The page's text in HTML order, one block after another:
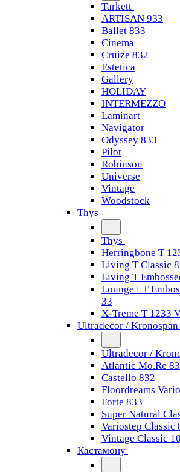
Tarkett
ARTISAN 933
Ballet 833
Cinema
Cruize 832
Estetica
Gallery
HOLIDAY
INTERMEZZO
Laminart
Navigator
Odyssey 833
Pilot
Robinson
Universe
Vintage
Woodstock
Thys
Thys
Herringbone T
Living T Classic
Living T
Lounge+ T
33
X-Treme T 1233
Ultradecor / Kronospan
Ultradecor /
Atlantic Mo.Re
Castello 832
Floordreams
Forte 833
Super Natural
Variostep Classic
Vintage Classic
Кастамону